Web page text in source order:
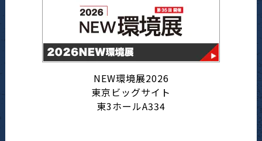
NEW環境展2026
東京ビッグサイト
東3ホールA334